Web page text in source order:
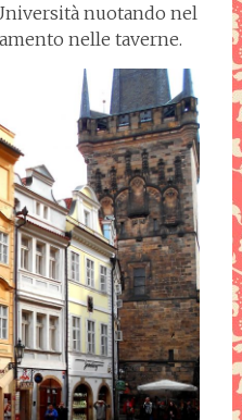
nuotando nel
nelle taverne.